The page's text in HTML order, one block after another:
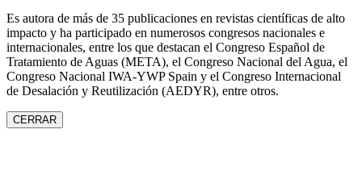
Es autora de más de 35 publicaciones en revistas científicas de alto
impacto y ha participado en numerosos congresos nacionales e
internacionales, entre los que destacan el Congreso Español de
Tratamiento de Aguas (META), el Congreso Nacional del Agua, el
Congreso Nacional IWA‑YWP Spain y el Congreso Internacional
de Desalación y Reutilización (AEDYR), entre otros.
CERRAR